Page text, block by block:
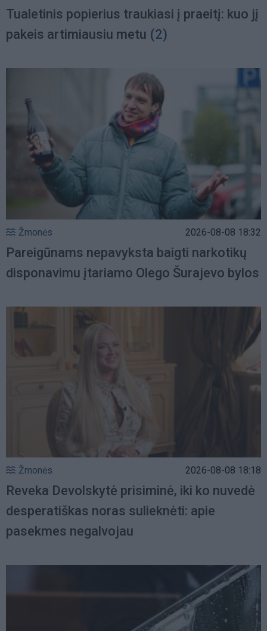
Tualetinis popierius traukiasi į praeitį: kuo jį
pakeis artimiausiu metu (2)
Žmonės 2026-08-08 18:32
Pareigūnams nepavyksta baigti narkotikų
disponavimu įtariamo Olego Šurajevo bylos
Žmonės 2026-08-08 18:18
Reveka Devolskytė prisiminė, iki ko nuvedė
desperatiškas noras sulieknėti: apie
pasekmes negalvojau